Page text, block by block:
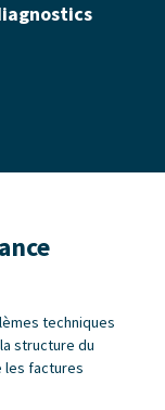
techniques
structure du
les factures